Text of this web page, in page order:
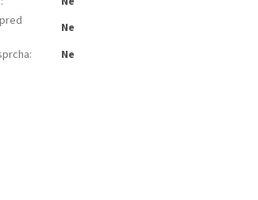
Ne
: Ne